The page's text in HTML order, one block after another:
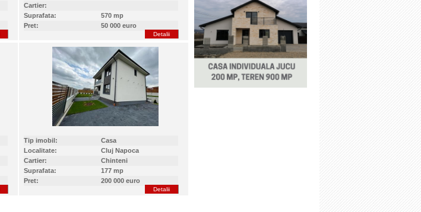
Cartier:
Suprafata:
570 mp
Pret:
50 000 euro
Detalii
Tip imobil:
Casa
Localitate:
Cluj Napoca
Cartier:
Chinteni
Suprafata:
177 mp
Pret:
200 000 euro
Detalii